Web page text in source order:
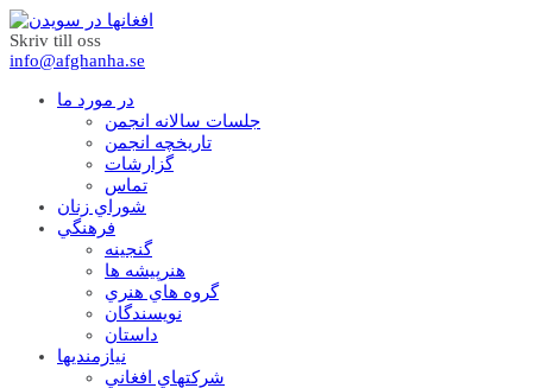
Skriv till oss
info@afghanha.se
در مورد ما
جلسات سالانه انجمن
تاریخچه انجمن
گزارشات
تماس
شوراي زنان
فرهنگي
گنجينه
هنرپيشه ها
گروه هاي هنري
نويسندگان
داستان
نيازمنديها
شرکتهاي افغاني